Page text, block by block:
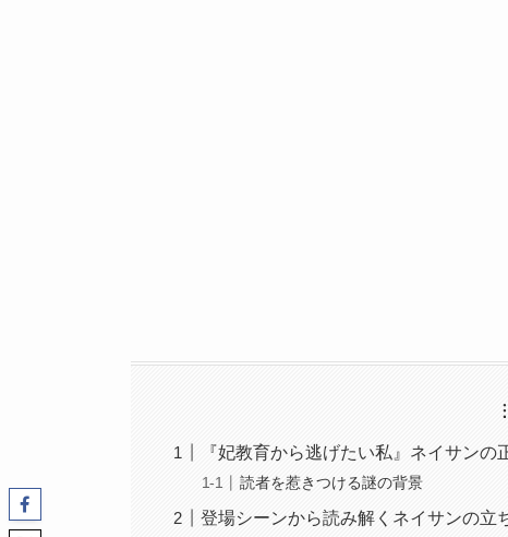
『妃教育から逃げたい私』ネイサンの
読者を惹きつける謎の背景
登場シーンから読み解くネイサンの立